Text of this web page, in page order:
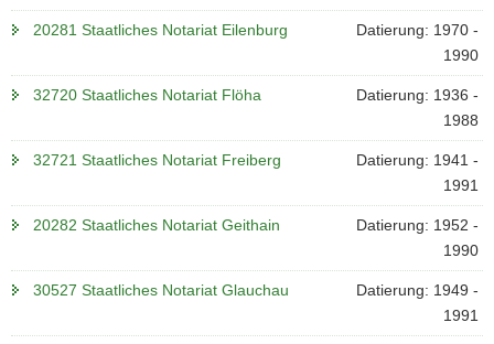
20281 Staatliches Notariat Eilenburg
Datierung: 1970 -
1990
32720 Staatliches Notariat Flöha
Datierung: 1936 -
1988
32721 Staatliches Notariat Freiberg
Datierung: 1941 -
1991
20282 Staatliches Notariat Geithain
Datierung: 1952 -
1990
30527 Staatliches Notariat Glauchau
Datierung: 1949 -
1991